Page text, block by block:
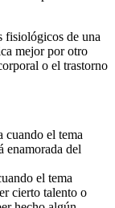
fisiológicos de una
mejor por otro
o el trastorno
cuando el tema
enamorada del
el tema
cierto talento o